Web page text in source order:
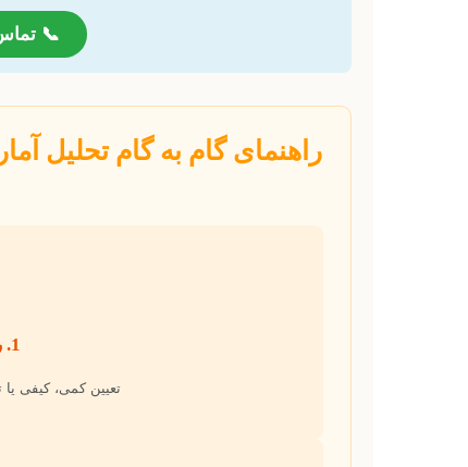
📞
راهنمای گام به گام تحلیل
1. رویکرد پژوهش
تعیین کمی، کیفی